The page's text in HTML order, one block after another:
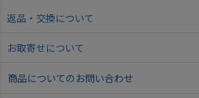
返品・交換について
お取寄せについて
商品についてのお問い合わせ